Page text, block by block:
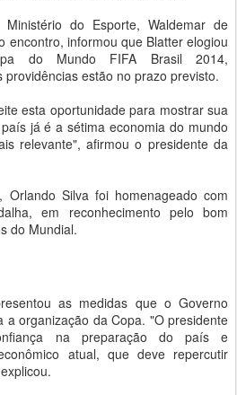
do Esporte, Waldemar de
encontro, informou que Blatter elogiou
do Mundo FIFA Brasil 2014,
estão no prazo previsto.
esta oportunidade para mostrar sua
já é a sétima economia do mundo
relevante", afirmou o presidente da
Silva foi homenageado com
em reconhecimento pelo bom
do Mundial.
as medidas que o Governo
a organização da Copa. "O presidente
na preparação do país e
atual, que deve repercutir